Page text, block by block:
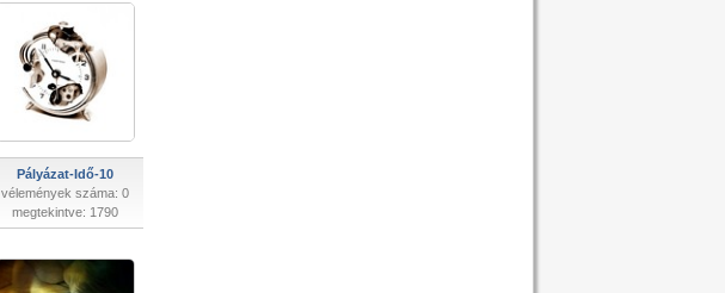
Pályázat-Idő-10
vélemények száma: 0
megtekintve: 1790